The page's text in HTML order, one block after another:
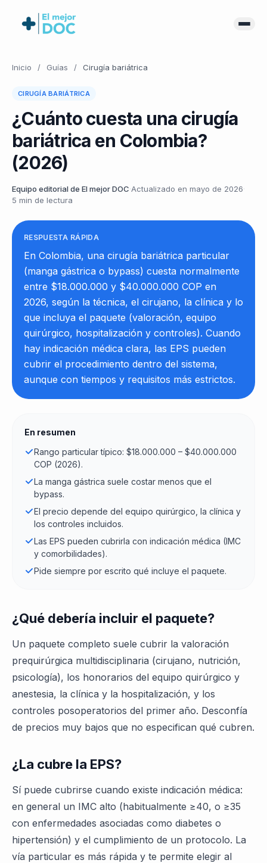
Inicio / Guías / Cirugía bariátrica
CIRUGÍA BARIÁTRICA
¿Cuánto cuesta una cirugía
bariátrica en Colombia?
(2026)
Equipo editorial de El mejor DOC·Actualizado en mayo de 2026·
5 min de lectura
RESPUESTA RÁPIDA
En Colombia, una cirugía bariátrica particular
(manga gástrica o bypass) cuesta normalmente
entre $18.000.000 y $40.000.000 COP en
2026, según la técnica, el cirujano, la clínica y lo
que incluya el paquete (valoración, equipo
quirúrgico, hospitalización y controles). Cuando
hay indicación médica clara, las EPS pueden
cubrir el procedimiento dentro del sistema,
aunque con tiempos y requisitos más estrictos.
En resumen
Rango particular típico: $18.000.000 – $40.000.000
COP (2026).
La manga gástrica suele costar menos que el
bypass.
El precio depende del equipo quirúrgico, la clínica y
los controles incluidos.
Las EPS pueden cubrirla con indicación médica (IMC
y comorbilidades).
Pide siempre por escrito qué incluye el paquete.
¿Qué debería incluir el paquete?
Un paquete completo suele cubrir la valoración
prequirúrgica multidisciplinaria (cirujano, nutrición,
psicología), los honorarios del equipo quirúrgico y
anestesia, la clínica y la hospitalización, y los
controles posoperatorios del primer año. Desconfía
de precios muy bajos que no especifican qué cubren.
¿La cubre la EPS?
Sí puede cubrirse cuando existe indicación médica:
en general un IMC alto (habitualmente ≥40, o ≥35
con enfermedades asociadas como diabetes o
hipertensión) y el cumplimiento de un protocolo. La
vía particular es más rápida y te permite elegir al